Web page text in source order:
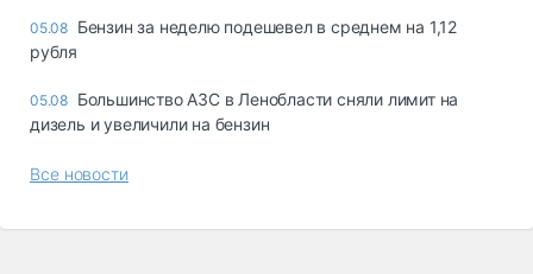
05.08 Бензин за неделю подешевел в среднем на 1,12
рубля
05.08 Большинство АЗС в Ленобласти сняли лимит на
дизель и увеличили на бензин
Все новости